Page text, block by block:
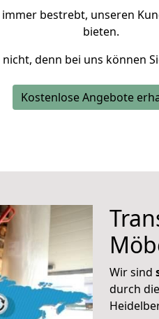
bestrebt, unseren
bieten.
denn bei uns können
Kostenlose Angebote
Wir sind
durch